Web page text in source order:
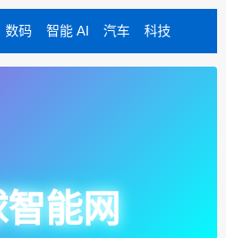
数码 智能 AI 汽车 科技
能网